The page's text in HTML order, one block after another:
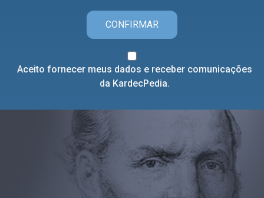
CONFIRMAR
Aceito fornecer meus dados e receber comunicações
da KardecPedia.